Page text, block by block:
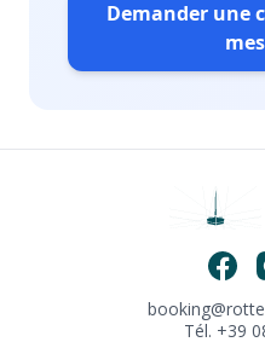
Demander une
Tél. +39